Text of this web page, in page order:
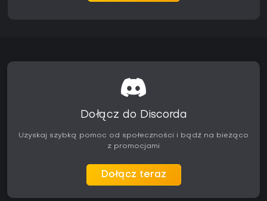
Dołącz do Discorda
Uzyskaj szybką pomoc od społeczności i bądź na bieżąco
z promocjami
Dołącz teraz